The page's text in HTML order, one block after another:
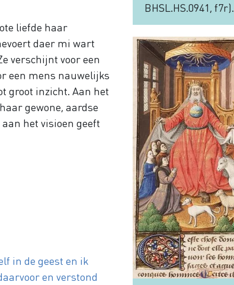
liefde haar
daer mi wart
verschijnt voor een
een mens nauwelijks
groot inzicht. Aan het
gewone, aardse
het visioen geeft
in de geest en ik
en verstond
BHSL.HS.0941, f7r).